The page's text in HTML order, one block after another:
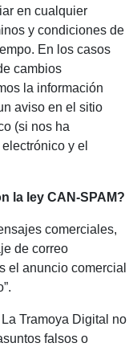
en cualquier
y condiciones de
En los casos
cambios
la información
aviso en el sitio
(si nos ha
y el
la ley CAN-SPAM?
comerciales,
de correo
el anuncio comercial
Tramoya Digital no
falsos o